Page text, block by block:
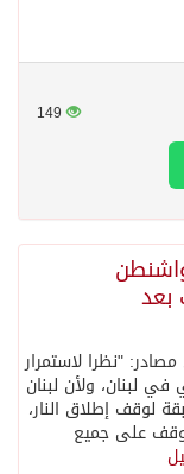
جدة
149
بعد
"نظرا لاستمرار
لبنان، ولأن لبنان
لوقف إطلاق النار،
على جميع